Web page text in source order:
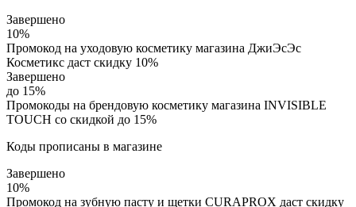
Завершено
10%
Промокод на уходовую косметику магазина ДжиЭсЭс
Косметикс даст скидку 10%
Завершено
до 15%
Промокоды на брендовую косметику магазина INVISIBLE
TOUCH со скидкой до 15%
Коды прописаны в магазине
Завершено
10%
Промокод на зубную пасту и щетки CURAPROX даст скидку